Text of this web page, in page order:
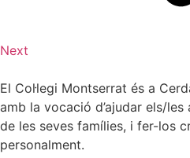
Next
El Col·legi Montserrat és a
amb la vocació d’ajudar els/les
de les seves famílies, i fer-los
personalment.